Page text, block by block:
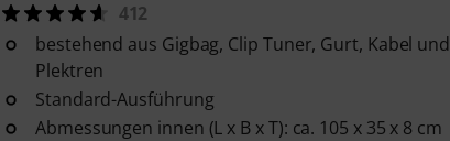
412
bestehend aus Gigbag, Clip Tuner, Gurt, Kabel und
Plektren
Standard-Ausführung
Abmessungen innen (L x B x T): ca. 105 x 35 x 8 cm